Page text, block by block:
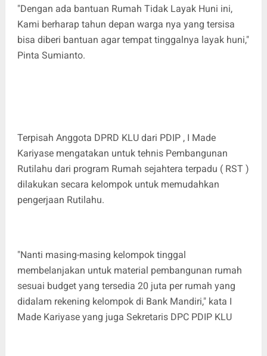
"Dengan ada bantuan Rumah Tidak Layak Huni ini,
Kami berharap tahun depan warga nya yang tersisa
bisa diberi bantuan agar tempat tinggalnya layak huni,"
Pinta Sumianto.
Terpisah Anggota DPRD KLU dari PDIP , I Made
Kariyase mengatakan untuk tehnis Pembangunan
Rutilahu dari program Rumah sejahtera terpadu ( RST )
dilakukan secara kelompok untuk memudahkan
pengerjaan Rutilahu.
"Nanti masing-masing kelompok tinggal
membelanjakan untuk material pembangunan rumah
sesuai budget yang tersedia 20 juta per rumah yang
didalam rekening kelompok di Bank Mandiri," kata I
Made Kariyase yang juga Sekretaris DPC PDIP KLU